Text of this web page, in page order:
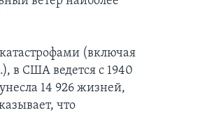
(включая
в США ведется с 1940
14 926 жизней,
что